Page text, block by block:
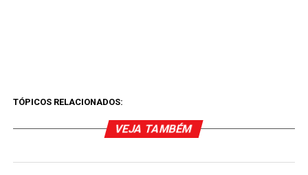
TÓPICOS RELACIONADOS:
VEJA TAMBÉM